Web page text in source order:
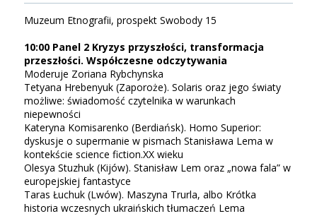
Muzeum Etnografii, prospekt Swobody 15
10:00 Panel 2 Kryzys przyszłości, transformacja
przeszłości. Współczesne odczytywania
Moderuje Zoriana Rybchynska
Tetyana Hrebenyuk (Zaporoże). Solaris oraz jego światy
możliwe: świadomość czytelnika w warunkach
niepewności
Kateryna Komisarenko (Berdiańsk). Homo Superior:
dyskusje o supermanie w pismach Stanisława Lema w
kontekście science fiction.XX wieku
Olesya Stuzhuk (Kijów). Stanisław Lem oraz „nowa fala” w
europejskiej fantastyce
Taras Łuchuk (Lwów). Maszyna Trurla, albo Krótka
historia wczesnych ukraińskich tłumaczeń Lema